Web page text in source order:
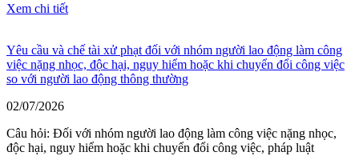
Xem chi tiết
Yêu cầu và chế tài xử phạt đối với nhóm người lao động làm công
việc nặng nhọc, độc hại, nguy hiểm hoặc khi chuyển đổi công việc
so với người lao động thông thường
02/07/2026
Câu hỏi: Đối với nhóm người lao động làm công việc nặng nhọc,
độc hại, nguy hiểm hoặc khi chuyển đổi công việc, pháp luật